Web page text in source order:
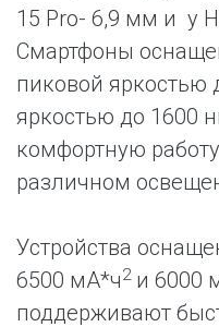
15 Pro- 6,9 мм и у
Смартфоны
пиковой яркостью
яркостью до 1600
комфортную
различном
Устройства
6500 мА*ч2и 6000
поддерживают